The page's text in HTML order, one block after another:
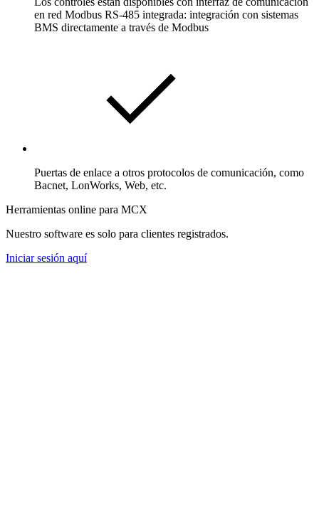
en red Modbus RS-485 integrada: integración con sistemas
BMS directamente a través de Modbus
Puertas de enlace a otros protocolos de comunicación, como
Bacnet, LonWorks, Web, etc.
Herramientas online para MCX
Nuestro software es solo para clientes registrados.
Iniciar sesión aquí